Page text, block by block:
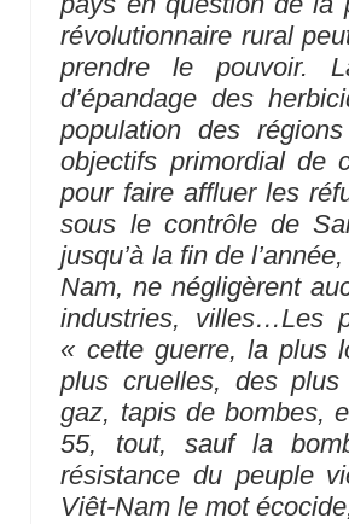
révolutionnaire rural
prendre le pouvoir.
d’épandage des
population des
objectifs primordial de
pour faire affluer les
sous le contrôle de
jusqu’à la fin de
Nam, ne négligèrent
industries, villes…Les
« cette guerre, la plus
plus cruelles, des plus
gaz, tapis de bombes,
55, tout, sauf la
résistance du peuple
Viêt-Nam le mot